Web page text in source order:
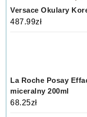
Versace Okulary
487.99zł
La Roche Posay
miceralny 200ml
68.25zł